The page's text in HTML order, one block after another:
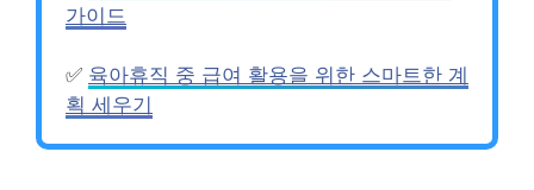
가이드
✅ 육아휴직 중 급여 활용을 위한 스마트한 계
획 세우기